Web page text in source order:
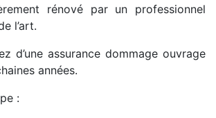
rénové par un professionnel
l’art.
d’une assurance dommage ouvrage
années.
: